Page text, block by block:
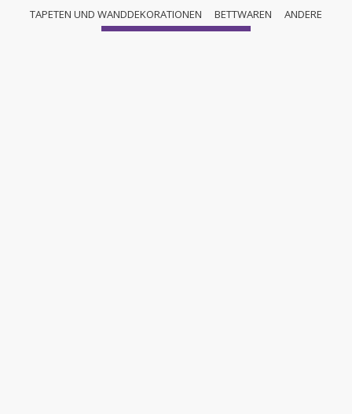
TAPETEN UND WANDDEKORATIONEN
BETTWAREN ANDERE
ANDERE